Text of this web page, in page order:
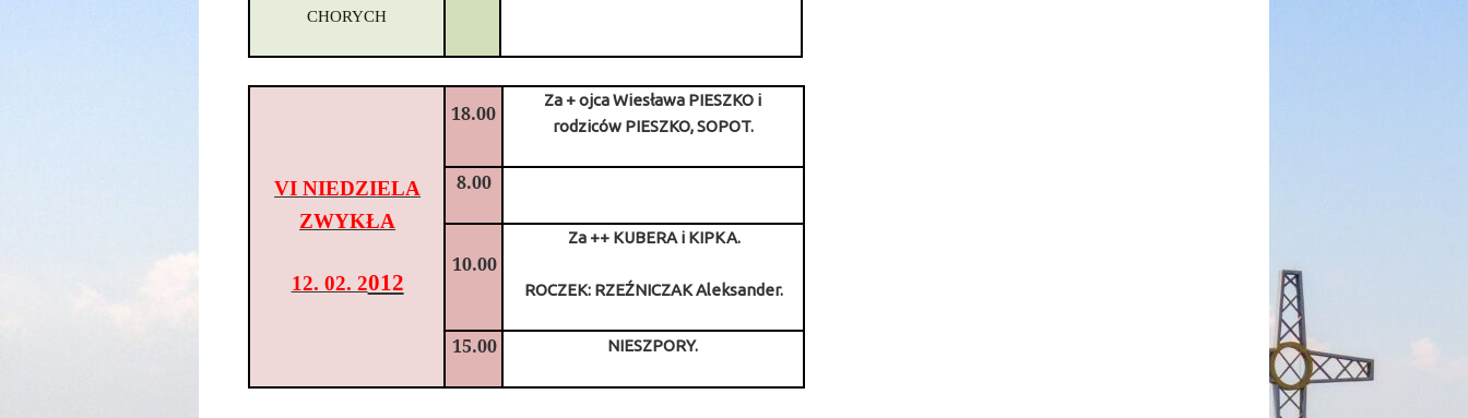
CHORYCH
VI NIEDZIELA
ZWYKŁA
12. 02. 2012
18.00
Za + ojca Wiesława PIESZKO i
rodziców PIESZKO, SOPOT.
8.00
10.00
Za ++ KUBERA i KIPKA.
ROCZEK: RZEŹNICZAK Aleksander.
15.00 NIESZPORY.